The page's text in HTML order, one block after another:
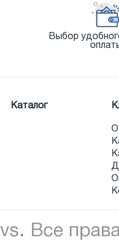
Выбор
Каталог
О
Все